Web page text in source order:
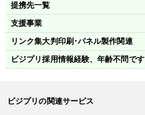
提携先一覧
支援事業
リンク集大判印刷･パネル製作関連
ビジプリ採用情報経験、年齢不問です
ビジプリの関連サービス